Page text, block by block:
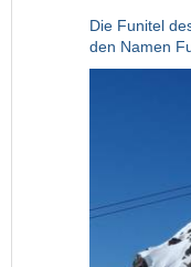
Die Funitel
den Namen